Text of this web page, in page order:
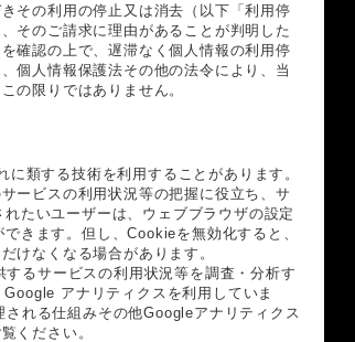
その利用の停止又は消去（以下「利用停
そのご請求に理由があることが判明した
確認の上で、遅滞なく個人情報の利用停
個人情報保護法その他の法令により、当
の限りではありません。
類する技術を利用することがあります。
ービスの利用状況等の把握に役立ち、サ
たいユーザーは、ウェブブラウザの設定
きます。但し、Cookieを無効化すると、
けなくなる場合があります。
するサービスの利用状況等を調査・分析す
アナリティクスを利用していま
れる仕組みその他Googleアナリティクス
ください。